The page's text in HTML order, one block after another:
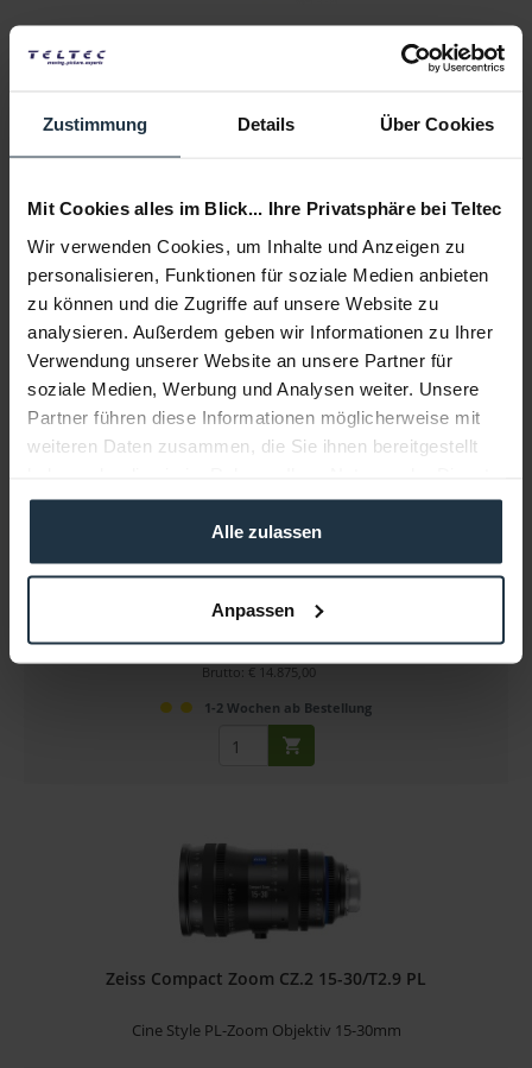
Zustimmung Details Über Cookies
Mit Cookies alles im Blick... Ihre Privatsphäre bei Teltec
Wir verwenden Cookies, um Inhalte und Anzeigen zu
personalisieren, Funktionen für soziale Medien anbieten
zu können und die Zugriffe auf unsere Website zu
analysieren. Außerdem geben wir Informationen zu Ihrer
Verwendung unserer Website an unsere Partner für
soziale Medien, Werbung und Analysen weiter. Unsere
Partner führen diese Informationen möglicherweise mit
weiteren Daten zusammen, die Sie ihnen bereitgestellt
gesammelt haben.
Alle zulassen
Anpassen
Zeiss Compact Zoom CZ.2 70-200/T2.9 PL
Brutto: € 11.900,00
1-2 Wochen ab Bestellung
Cine Style EF-Zoom Objektiv 15-30mm, Meter
Artikelnummer: 12250091
€ 12.500,00
Brutto: € 14.875,00
1-2 Wochen ab Bestellung
Zeiss Compact Zoom CZ.2 15-30/T2.9 PL
Cine Style PL-Zoom Objektiv 15-30mm